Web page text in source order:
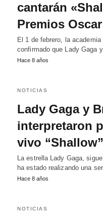
cantarán
Premios
El 1 de febrero, la
confirmado que Lady Gaga
Hace 8 años
NOTICIAS
Lady Gaga y
interpretaron
vivo “Shallow”
La estrella Lady Gaga,
ha estado realizando una
Hace 8 años
NOTICIAS